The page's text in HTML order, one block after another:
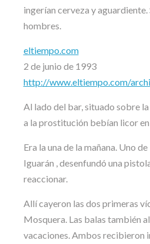
ingerían cerveza y
hombres.
eltiempo.com
2 de junio de 1993
http://www.eltiempo.com/
Al lado del bar, situado sobre
a la prostitución bebían licor
Era la una de la mañana. Uno
Iguarán , desenfundó una
reaccionar.
Allí cayeron las dos primeras
Mosquera. Las balas también
vacaciones. Ambos recibieron